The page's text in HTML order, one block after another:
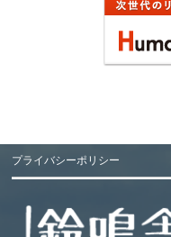
プライバシーポリシー